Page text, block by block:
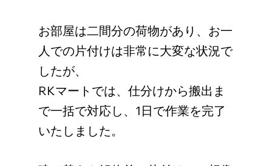
お部屋は二間分の荷物があり、お一
人での片付けは非常に大変な状況で
したが、
RKマートでは、仕分けから搬出ま
で一括で対応し、1日で作業を完了
いたしました。